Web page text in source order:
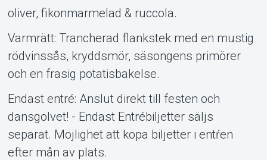
oliver, fikonmarmelad & ruccola.
Varmrätt: Trancherad flankstek med en mustig
rödvinssås, kryddsmör, säsongens primörer
och en frasig potatisbakelse.
Endast entré: Anslut direkt till festen och
dansgolvet! - Endast Entrébiljetter säljs
separat. Möjlighet att köpa biljetter i entŕen
efter mån av plats.